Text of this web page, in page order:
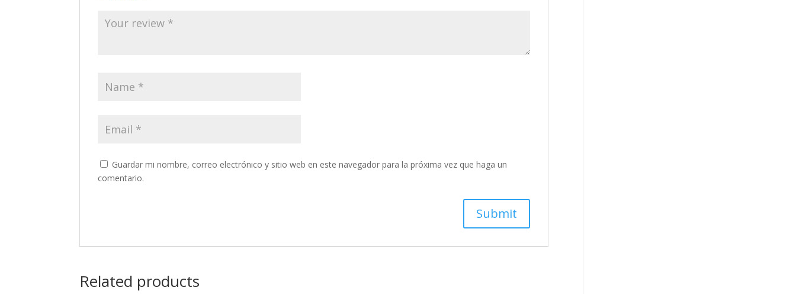
Guardar mi nombre, correo electrónico y sitio web en este navegador para la próxima vez que haga un
comentario.
Related products